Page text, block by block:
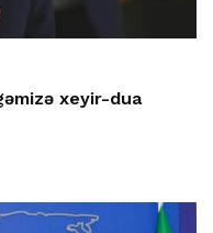
xeyir-dua